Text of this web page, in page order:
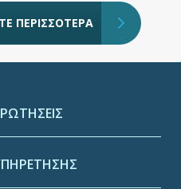
ΠΕΡΙΣΣΟΤΕΡΑ